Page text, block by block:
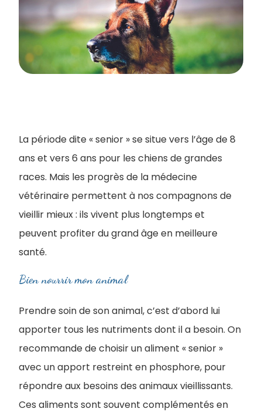
La période dite « senior » se situe vers l’âge de 8
ans et vers 6 ans pour les chiens de grandes
races. Mais les progrès de la médecine
vétérinaire permettent à nos compagnons de
vieillir mieux : ils vivent plus longtemps et
peuvent profiter du grand âge en meilleure
santé.
Bien nourrir mon animal
Prendre soin de son animal, c’est d’abord lui
apporter tous les nutriments dont il a besoin. On
recommande de choisir un aliment « senior »
avec un apport restreint en phosphore, pour
répondre aux besoins des animaux vieillissants.
Ces aliments sont souvent complémentés en